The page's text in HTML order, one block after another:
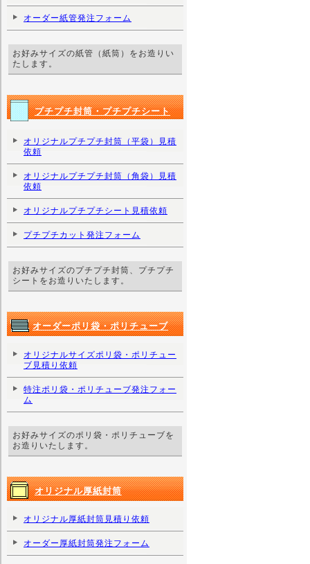
オーダー紙管発注フォーム
お好みサイズの紙管（紙筒）をお造りい
たします。
プチプチ封筒・プチプチシート
オリジナルプチプチ封筒（平袋）見積
依頼
オリジナルプチプチ封筒（角袋）見積
依頼
オリジナルプチプチシート見積依頼
プチプチカット発注フォーム
お好みサイズのプチプチ封筒、プチプチ
シートをお造りいたします。
オーダーポリ袋・ポリチューブ
オリジナルサイズポリ袋・ポリチュー
ブ見積り依頼
特注ポリ袋・ポリチューブ発注フォー
ム
お好みサイズのポリ袋・ポリチューブを
お造りいたします。
オリジナル厚紙封筒
オリジナル厚紙封筒見積り依頼
オーダー厚紙封筒発注フォーム